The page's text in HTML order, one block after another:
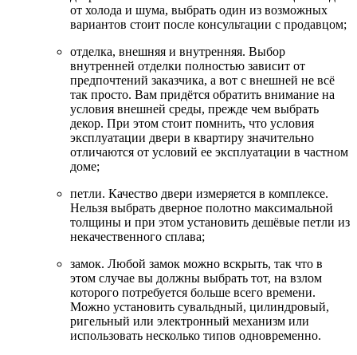
от холода и шума, выбрать один из возможных
вариантов стоит после консультации с продавцом;
отделка, внешняя и внутренняя. Выбор
внутренней отделки полностью зависит от
предпочтений заказчика, а вот с внешней не всё
так просто. Вам придётся обратить внимание на
условия внешней среды, прежде чем выбрать
декор. При этом стоит помнить, что условия
эксплуатации двери в квартиру значительно
отличаются от условий ее эксплуатации в частном
доме;
петли. Качество двери измеряется в комплексе.
Нельзя выбрать дверное полотно максимальной
толщины и при этом установить дешёвые петли из
некачественного сплава;
замок. Любой замок можно вскрыть, так что в
этом случае вы должны выбрать тот, на взлом
которого потребуется больше всего времени.
Можно установить сувальдный, цилиндровый,
ригельный или электронный механизм или
использовать несколько типов одновременно.